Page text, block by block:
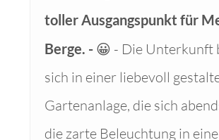
toller Ausgangspunkt für
Berge.
😀 - Die Unterkunft
sich in einer liebevoll
Gartenanlage, die sich
die zarte Beleuchtung in